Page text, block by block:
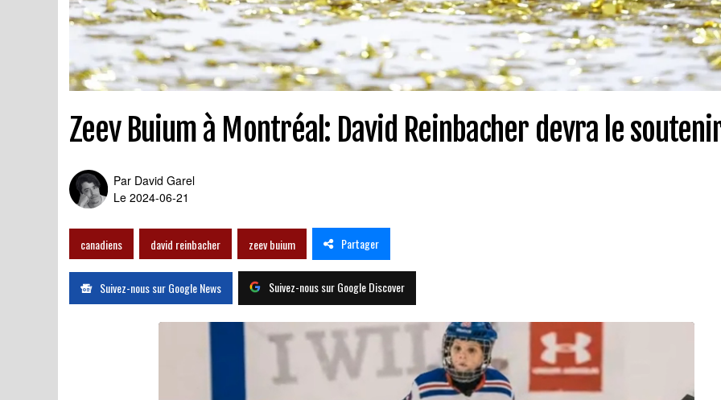
Zeev Buium à Montréal: David Reinbacher devra le
Par David Garel
Le 2024-06-21
canadiens david reinbacher zeev buium Partager
Suivez-nous sur Google News Suivez-nous sur Google Discover